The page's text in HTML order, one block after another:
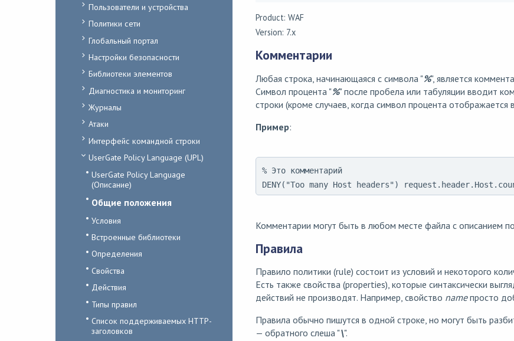
Пользователи и устройства
Политики сети
Глобальный портал
Настройки безопасности
Библиотеки элементов
Диагностика и мониторинг
Журналы
Атаки
Интерфейс командной строки
UserGate Policy Language (UPL)
UserGate Policy Language
(Описание)
Общие положения
Условия
Встроенные библиотеки
Определения
Свойства
Действия
Типы правил
Список поддерживаемых HTTP-
заголовков
Product: WAF
Version: 7.x
Комментарии
Любая строка, начинающаяся с символа "%", является
Символ процента "%" после пробела или табуляции вводит
строки (кроме случаев, когда символ процента отображается
Пример:
% Это комментарий
DENY("Too many Host headers")
Комментарии могут быть в любом месте файла с описанием
Правила
Правило политики (rule) состоит из условий и некоторого
Есть также свойства (properties), которые синтаксически
действий не производят. Например, свойство nameпросто
Правила обычно пишутся в одной строке, но могут быть
— обратного слеша "\".